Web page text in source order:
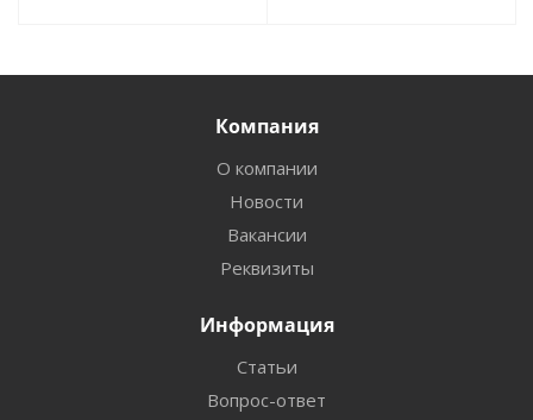
Компания
О компании
Новости
Вакансии
Реквизиты
Информация
Статьи
Вопрос-ответ